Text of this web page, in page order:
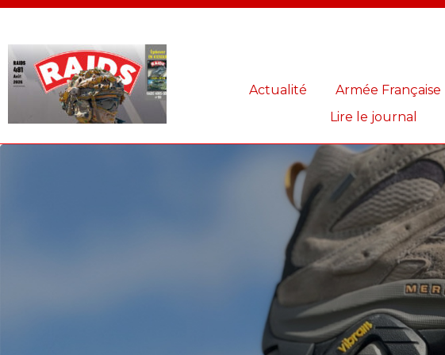
Actualité Armée Française
Lire le journal
Panneau de gestion des cookies